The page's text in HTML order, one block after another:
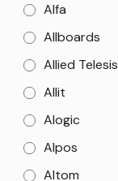
Alfa
Allboards
Allied Telesis
Allit
Alogic
Alpos
Altom